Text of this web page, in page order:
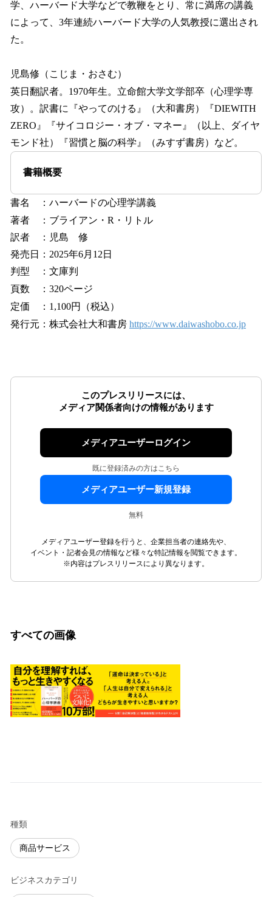
学、ハーバード大学などで教鞭をとり、常に満席の講義
によって、3年連続ハーバード大学の人気教授に選出され
た。
児島修（こじま・おさむ）
英日翻訳者。1970年生。立命館大学文学部卒（心理学専
攻）。訳書に『やってのける』（大和書房）『DIEWITH
ZERO』『サイコロジー・オブ・マネー』（以上、ダイヤ
モンド社）『習慣と脳の科学』（みすず書房）など。
書籍概要
書名 ：ハーバードの心理学講義
著者 ：ブライアン・R・リトル
訳者 ：児島 修
発売日：2025年6月12日
判型 ：文庫判
頁数 ：320ページ
定価 ：1,100円（税込）
発行元：株式会社大和書房 https://www.daiwashobo.co.jp
このプレスリリースには、
メディア関係者向けの情報があります
メディアユーザーログイン
既に登録済みの方はこちら
メディアユーザー新規登録
無料
メディアユーザー登録を行うと、企業担当者の連絡先や、
イベント・記者会見の情報など様々な特記情報を閲覧できます。
※内容はプレスリリースにより異なります。
すべての画像
種類
商品サービス
ビジネスカテゴリ